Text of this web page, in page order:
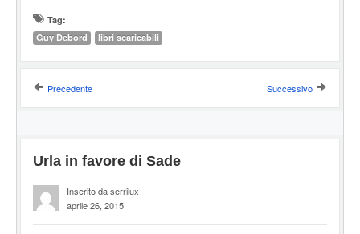
Tag:
Guy Debord
libri scaricabili
Precedente Successivo
Urla in favore di Sade
Inserito da serrilux
aprile 26, 2015